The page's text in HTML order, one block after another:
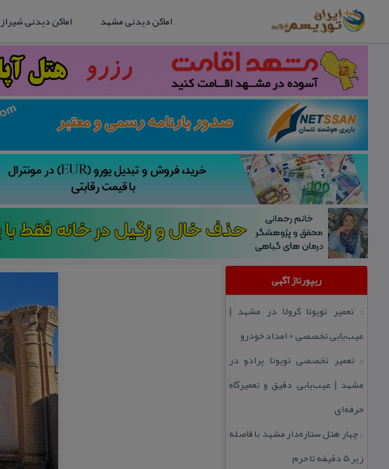
اماکن دیدنی مشهد اماکن دیدنی شیراز
ریپورتاژ آگهی
:: تعمیر تویوتا كرولا در مشهد |
عیب‌یابی تخصصی + امداد خودرو
:: تعمیر تخصصی تویوتا پرادو در
مشهد | عیب‌یابی دقیق و تعمیرگاه
حرفه‌ای
::چهار هتل‌ ستاره‌دار مشهد با فاصله
زیر 5 دقیقه تا حرم